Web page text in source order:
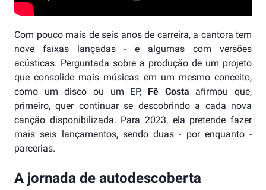
Com pouco mais de seis anos de carreira, a cantora tem
nove faixas lançadas - e algumas com versões
acústicas. Perguntada sobre a produção de um projeto
que consolide mais músicas em um mesmo conceito,
como um disco ou um EP, Fê Costa afirmou que,
primeiro, quer continuar se descobrindo a cada nova
canção disponibilizada. Para 2023, ela pretende fazer
mais seis lançamentos, sendo duas - por enquanto -
parcerias.
A jornada de autodescoberta